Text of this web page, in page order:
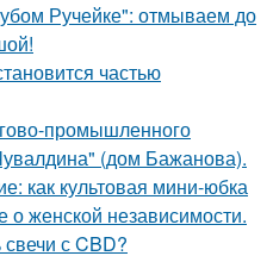
Ручейке": отмываем до
частью
промышленного
(дом Бажанова).
как культовая мини-юбка
о женской независимости.
с CBD?